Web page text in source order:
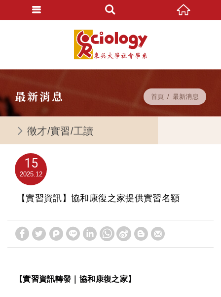
最新消息 首頁 最新消息
徵才/實習/工讀
15
12
2025
【實習資訊】協和康復之家提供實習名額
【實習資訊轉發｜協和康復之家】